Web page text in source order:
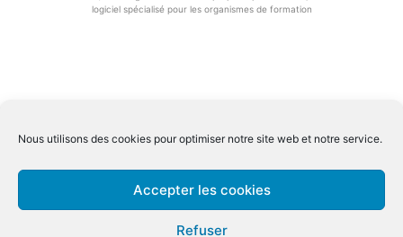
Nous utilisons des cookies pour optimiser notre site web et notre service.
Accepter les cookies
Refuser
logiciel spécialisé pour les organismes de formation
Conditions générale de ventes Inter|Conditions générale de
Conditions générale spécifiques distanciel
Mentions légales|
Qualiopi